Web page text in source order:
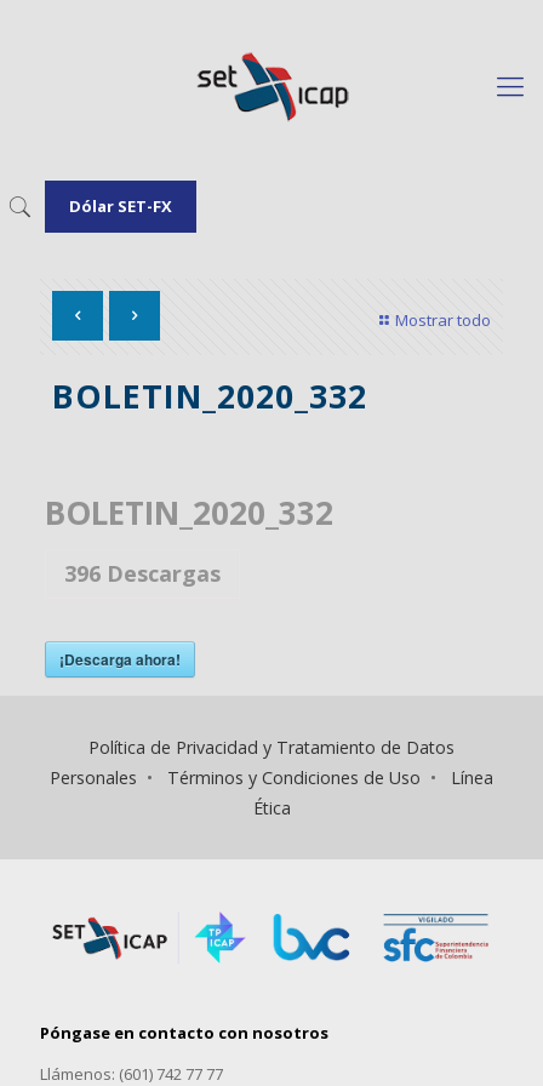
Dólar SET-FX
Mostrar todo
BOLETIN_2020_332
BOLETIN_2020_332
396Descargas
¡Descarga ahora!
Política de Privacidad y Tratamiento de Datos
Personales • Términos y Condiciones de Uso • Línea
Ética
Póngase en contacto con nosotros
Llámenos: (601) 742 77 77